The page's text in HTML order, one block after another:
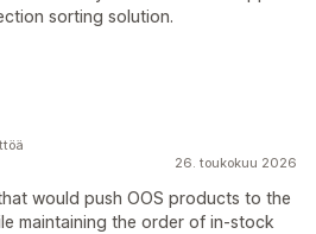
sorting solution.
26. toukokuu 2026
would push OOS products to the
maintaining the order of in-stock